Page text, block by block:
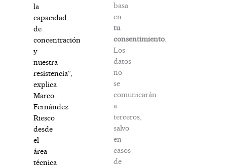
la
capacidad
de
concentración
y
nuestra
resistencia”,
explica
Marco
Fernández
Riesco
desde
el
área
técnica
basa
en
tu
consentimiento.
Los
datos
no
se
comunicarán
a
terceros,
salvo
en
casos
de